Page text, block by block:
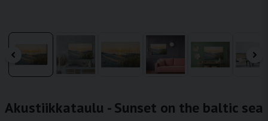
Akustiikkataulu - Sunset on the baltic sea